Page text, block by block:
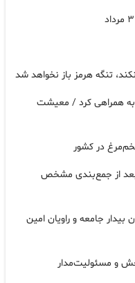
تنگه هرمز باز نخواهد شد
به همراهی کرد / معیشت
بعد از جمع‌بندی مشخص
جامعه و راویان امین
و مسئولیت‌مدار